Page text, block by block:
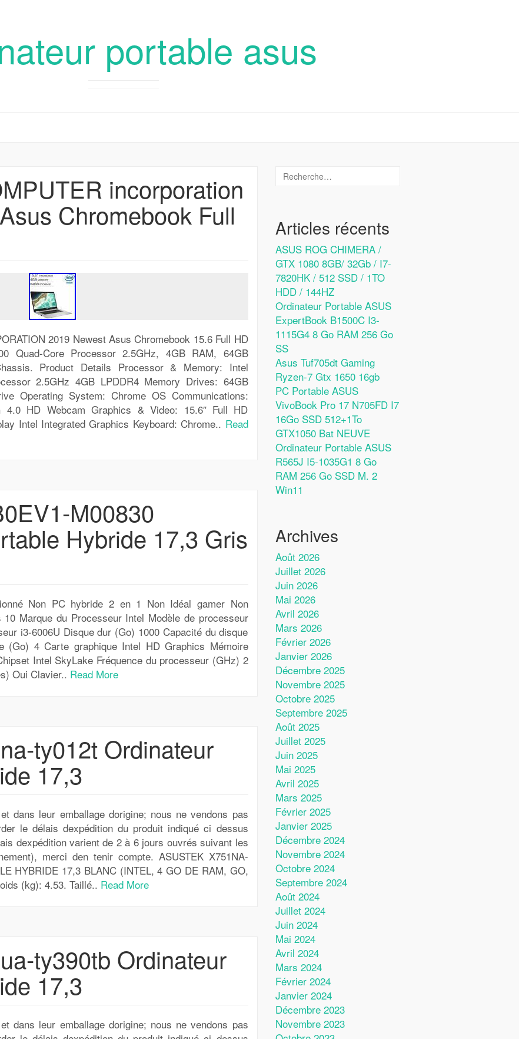
portable asus
incorporation
Chromebook Full
2019 Newest Asus Chromebook 15.6 Full HD
Quad-Core Processor 2.5GHz, 4GB RAM, 64GB
Product Details Processor & Memory: Intel
2.5GHz 4GB LPDDR4 Memory Drives: 64GB
Operating System: Chrome OS Communications:
4.0 HD Webcam Graphics & Video: 15.6″ Full HD
Intel Integrated Graphics Keyboard: Chrome.. Read
M00830
Hybride 17,3 Gris
Non PC hybride 2 en 1 Non Idéal gamer Non
10 Marque du Processeur Intel Modèle de processeur
i3-6006U Disque dur (Go) 1000 Capacité du disque
(Go) 4 Carte graphique Intel HD Graphics Mémoire
Intel SkyLake Fréquence du processeur (GHz) 2
Oui Clavier.. Read More
ty012t Ordinateur
17,3
dans leur emballage dorigine; nous ne vendons pas
le délais dexpédition du produit indiqué ci dessus
dexpédition varient de 2 à 6 jours ouvrés suivant les
merci den tenir compte. ASUSTEK X751NA-
HYBRIDE 17,3 BLANC (INTEL, 4 GO DE RAM, GO,
(kg): 4.53. Taillé.. Read More
ty390tb Ordinateur
17,3
dans leur emballage dorigine; nous ne vendons pas
Articles récents
ASUS ROG CHIMERA /
GTX 1080 8GB/ 32Gb / I7-
7820HK / 512 SSD / 1TO
HDD / 144HZ
Ordinateur Portable ASUS
ExpertBook B1500C I3-
1115G4 8 Go RAM 256 Go
SS
Asus Tuf705dt Gaming
Ryzen-7 Gtx 1650 16gb
PC Portable ASUS
VivoBook Pro 17 N705FD I7
16Go SSD 512+1To
GTX1050 Bat NEUVE
Ordinateur Portable ASUS
R565J I5-1035G1 8 Go
RAM 256 Go SSD M. 2
Win11
Archives
Août 2026
Juillet 2026
Juin 2026
Mai 2026
Avril 2026
Mars 2026
Février 2026
Janvier 2026
Décembre 2025
Novembre 2025
Octobre 2025
Septembre 2025
Août 2025
Juillet 2025
Juin 2025
Mai 2025
Avril 2025
Mars 2025
Février 2025
Janvier 2025
Décembre 2024
Novembre 2024
Octobre 2024
Septembre 2024
Août 2024
Juillet 2024
Juin 2024
Mai 2024
Avril 2024
Mars 2024
Février 2024
Janvier 2024
Décembre 2023
Novembre 2023